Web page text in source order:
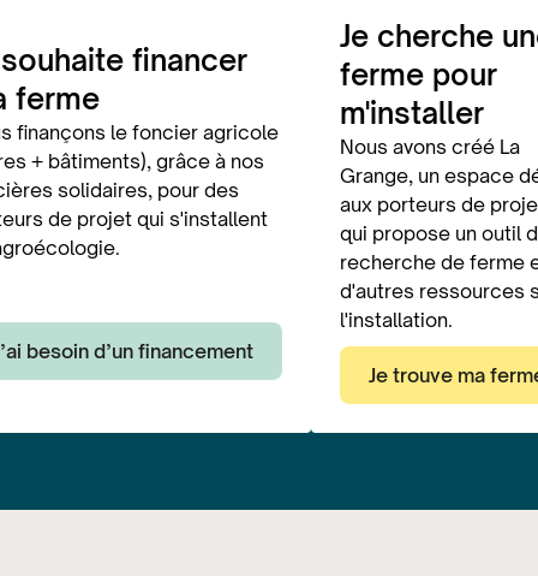
financer
ferme
finançons le foncier agricole
+ bâtiments), grâce à nos
solidaires, pour des
de projet qui s'installent
besoin d’un financement
Je cherche
ferme pour
m'installer
Nous avons créé La
Grange, un espace
aux porteurs de
qui propose un outil
recherche de ferme
d'autres ressources
l'installation.
Je trouve ma